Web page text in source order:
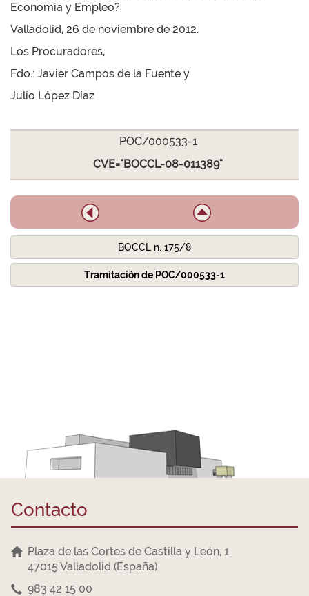
Economía y Empleo?
Valladolid, 26 de noviembre de 2012.
Los Procuradores,
Fdo.: Javier Campos de la Fuente y
Julio López Díaz
POC/000533-1
CVE="BOCCL-08-011389"
BOCCL n. 175/8
Tramitación de POC/000533-1
Contacto
Plaza de las Cortes de Castilla y León, 1
47015 Valladolid (España)
983 42 15 00